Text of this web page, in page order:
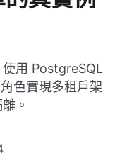
用 PostgreSQL
色實現多租戶架
。